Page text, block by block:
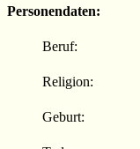
Personendaten:
Beruf:
Religion:
Geburt: